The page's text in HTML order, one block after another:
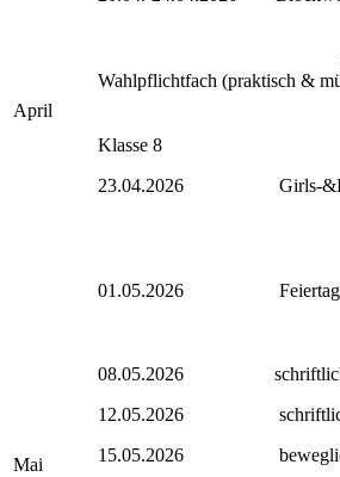
April
Wahlpflichtfach
Klasse 8
23.04.2026 Girls-
Mai
01.05.2026
08.05.2026 schriftliche
12.05.2026 schriftliche
15.05.2026